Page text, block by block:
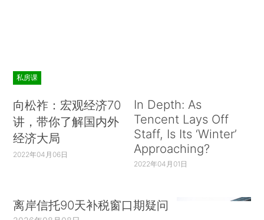
私房课
向松祚：宏观经济70
讲，带你了解国内外
经济大局
2022年04月06日
In Depth: As
Tencent Lays Off
Staff, Is Its ‘Winter’
Approaching?
2022年04月01日
离岸信托90天补税窗口期疑问